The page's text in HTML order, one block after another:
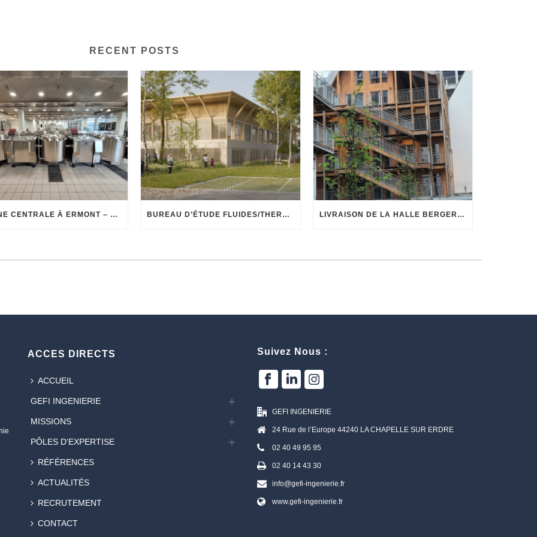
RECENT POSTS
CUISINE CENTRALE À ERMONT – 6000 REPAS/JOUR EN LIAISON CHAUDE BUREAU D’ÉTUDE FLUIDES/THERMIQUE ET CUISINE : LANCEMENT D’UN CHANTIER STRUCTURANT À CHAVILLE LIVRAISON DE LA HALLE BERGERON : NOTRE BUREAU ÉTUDE INGÉNIERIE AU CŒUR D’UN PROJET EMBLÉMATIQUE
ACCES DIRECTS
ACCUEIL
GEFI INGENIERIE
MISSIONS
PÔLES D’EXPERTISE
RÉFÉRENCES
ACTUALITÉS
RECRUTEMENT
CONTACT
Suivez Nous :
GEFI INGENIERIE
24 Rue de l’Europe 44240 LA CHAPELLE SUR ERDRE
02 40 49 95 95
02 40 14 43 30
info@gefi-ingenierie.fr
www.gefi-ingenierie.fr